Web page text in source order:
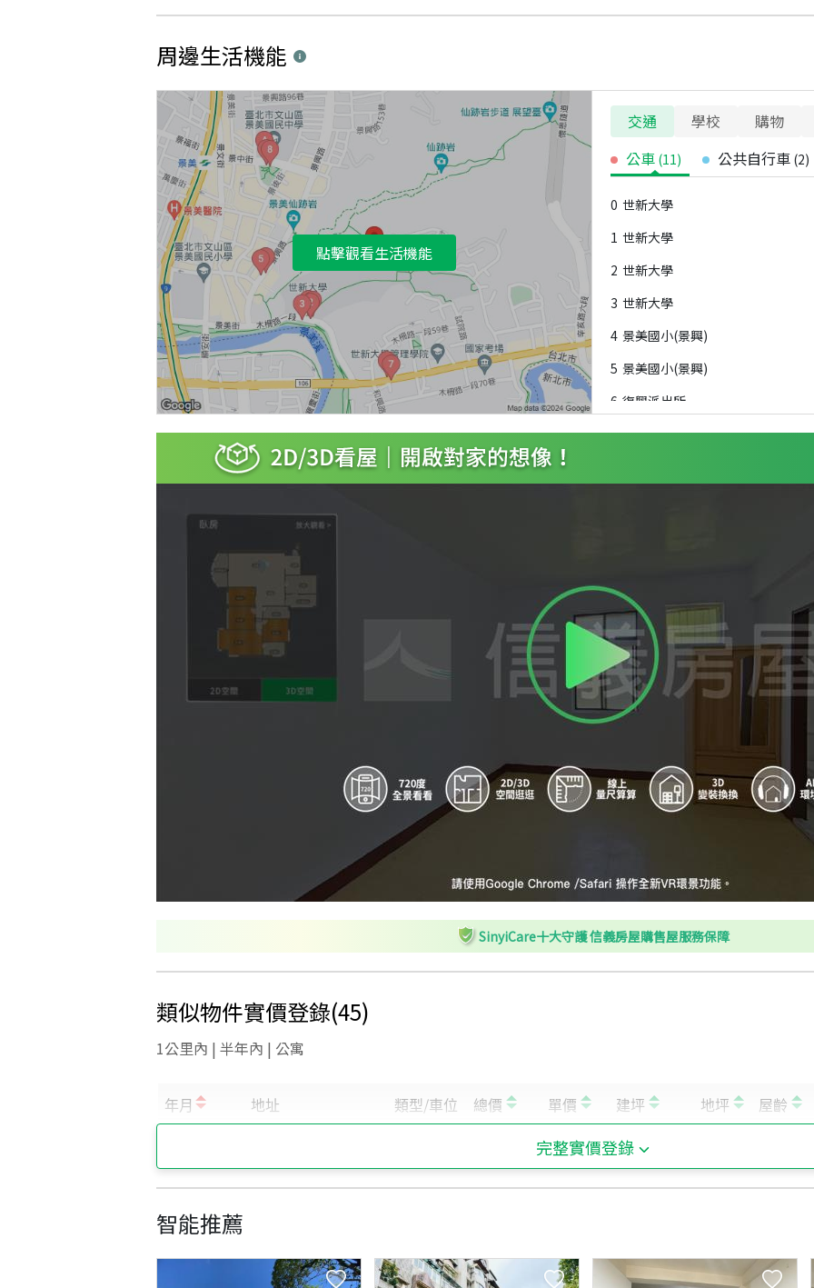
周邊生活機能
點擊觀看生活機能
交通 學校 購物
公車 (11) 公共自行車 (2)
0 世新大學
1 世新大學
2 世新大學
3 世新大學
4 景美國小(景興)
5 景美國小(景興)
6 復興派出所
7 復興派出所
SinyiCare十大守護 信義房屋購售屋服務保障
類似物件實價登錄(45)
1公里內 | 半年內 | 公寓
完整實價登錄
智能推薦